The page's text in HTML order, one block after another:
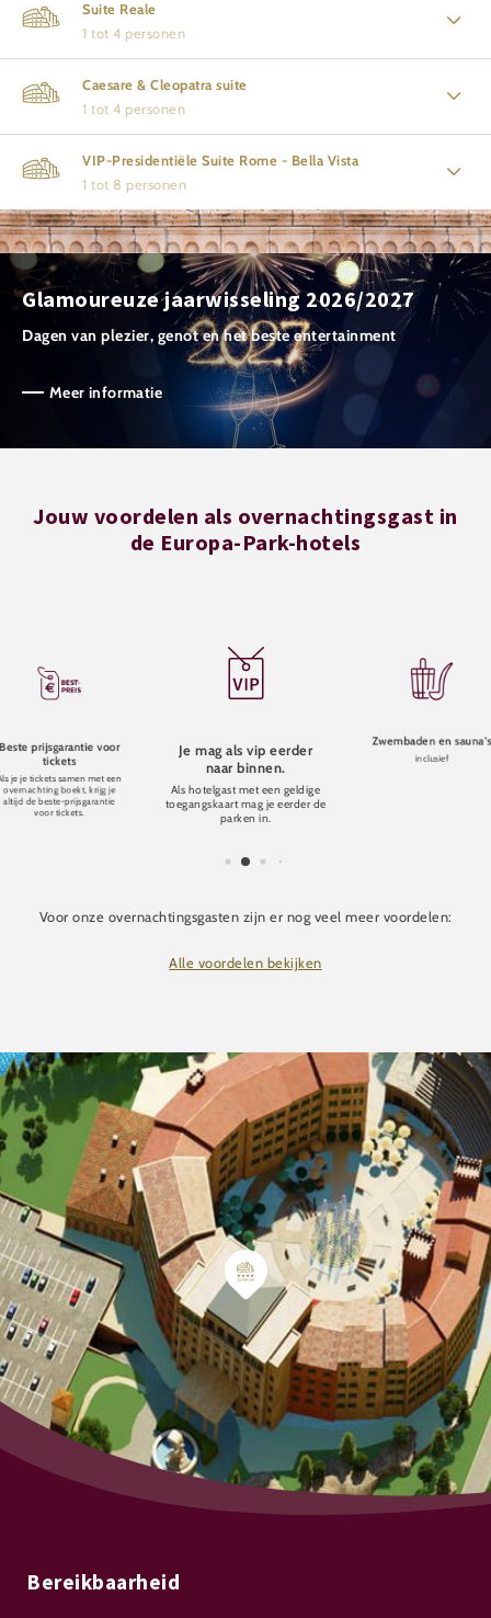
Suite Reale
1 tot 4 personen
Caesare & Cleopatra suite
1 tot 4 personen
VIP-Presidentiële Suite Rome - Bella Vista
1 tot 8 personen
Glamoureuze jaarwisseling 2026/2027
Dagen van plezier, genot en het beste entertainment
Meer informatie
Jouw voordelen als overnachtingsgast in
de Europa-Park-hotels
prijsgarantie voor
tickets
je je tickets samen met een
overnachting boekt, krijg je
altijd de beste-prijsgarantie
voor tickets.
Je mag als vip eerder
naar binnen.
Als hotelgast met een geldige
toegangskaart mag je eerder de
parken in.
Zwembaden en sauna’s
inclusief
Voor onze overnachtingsgasten zijn er nog veel meer voordelen:
Alle voordelen bekijken
Bereikbaarheid